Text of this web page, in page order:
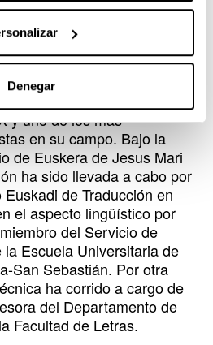
Denegar
traducido al euskera y
de Publicaciones de la
Historia de Roma escrito por
y uno de los más
en su campo. Bajo la
de Euskera de Jesus Mari
ha sido llevada a cabo por
de Traducción en
el aspecto lingüístico por
del Servicio de
Escuela Universitaria de
San Sebastián. Por otra
ha corrido a cargo de
del Departamento de
Facultad de Letras.